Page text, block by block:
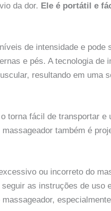
da dor. Ele é portátil e
de intensidade e pode
e pés. A tecnologia de
resultando em uma
torna fácil de transportar e
também é
ou incorreto do
as instruções de uso